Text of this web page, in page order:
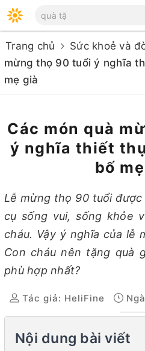
Trang chủ Sức khoẻ và
mừng thọ 90 tuổi ý nghĩa
mẹ già
Các món quà
ý nghĩa thiết
bố
Lễ mừng thọ 90 tuổi
cụ sống vui, sống khỏe
cháu. Vậy ý nghĩa của lễ
Con cháu nên tặng quà
phù hợp nhất?
Tác giả: HeliFine
Nội dung bài viết